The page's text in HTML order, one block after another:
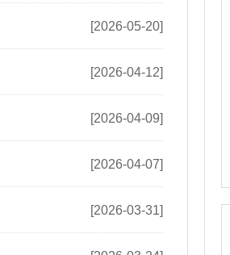
[2026-05-26]
[2026-05-25]
[2026-05-20]
[2026-04-12]
[2026-04-09]